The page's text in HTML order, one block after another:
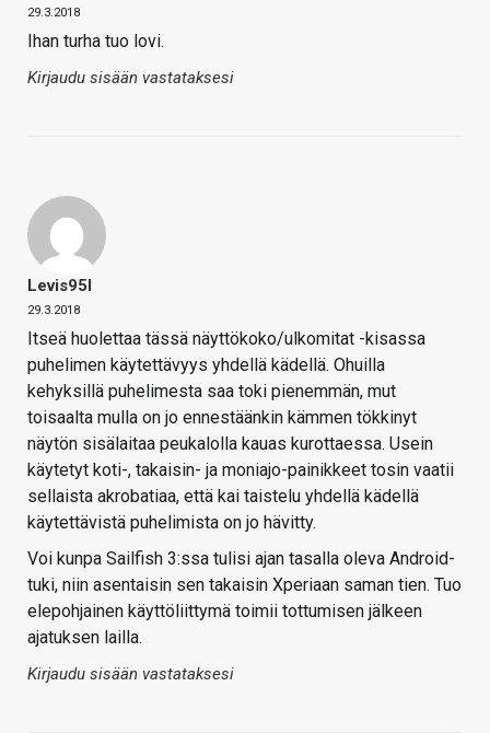
29.3.2018
Ihan turha tuo lovi.
Kirjaudu sisään vastataksesi
Levis95l
29.3.2018
Itseä huolettaa tässä näyttökoko/ulkomitat -kisassa
puhelimen käytettävyys yhdellä kädellä. Ohuilla
kehyksillä puhelimesta saa toki pienemmän, mut
toisaalta mulla on jo ennestäänkin kämmen tökkinyt
näytön sisälaitaa peukalolla kauas kurottaessa. Usein
käytetyt koti-, takaisin- ja moniajo-painikkeet tosin vaatii
sellaista akrobatiaa, että kai taistelu yhdellä kädellä
käytettävistä puhelimista on jo hävitty.
Voi kunpa Sailfish 3:ssa tulisi ajan tasalla oleva Android-
tuki, niin asentaisin sen takaisin Xperiaan saman tien. Tuo
elepohjainen käyttöliittymä toimii tottumisen jälkeen
ajatuksen lailla.
Kirjaudu sisään vastataksesi